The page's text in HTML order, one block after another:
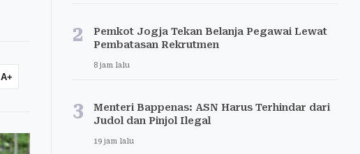
A+
2
Pemkot Jogja Tekan Belanja Pegawai Lewat
Pembatasan Rekrutmen
8 jam lalu
3
Menteri Bappenas: ASN Harus Terhindar dari
Judol dan Pinjol Ilegal
19 jam lalu